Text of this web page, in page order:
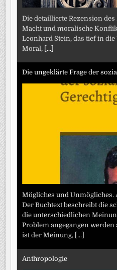
Die detaillierte Rezension des
Macht und moralische
Leonhard Stein, das tief in
Moral, [...]
Die ungeklärte Frage der
Mögliches und Unmögliches.
Der Buchtext beschreibt die
die unterschiedlichen
Problem angegangen
ist der Meinung, [...]
Anthropologie